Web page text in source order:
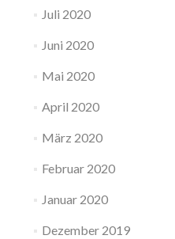
Juli 2020
Juni 2020
Mai 2020
April 2020
März 2020
Februar 2020
Januar 2020
Dezember 2019